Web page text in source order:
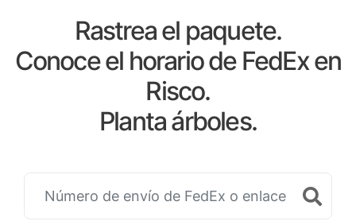
Rastrea el paquete.
Conoce el horario de FedEx en
Risco.
Planta árboles.